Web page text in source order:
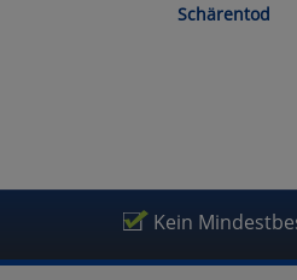
Schärentod
Kein